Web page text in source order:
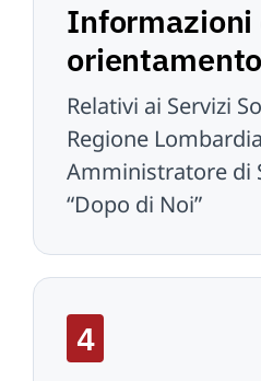
Informazioni
orientamento
Relativi ai Servizi
Regione
Amministratore di
“Dopo di Noi”
4